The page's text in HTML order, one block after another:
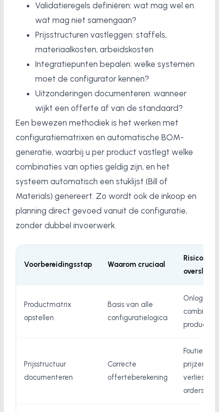
Validatieregels definiëren: wat mag wel en
wat mag niet samengaan?
Prijsstructuren vastleggen: staffels,
materiaalkosten, arbeidskosten
Integratiepunten bepalen: welke systemen
moet de configurator kennen?
Uitzonderingen documenteren: wanneer
wijkt een offerte af van de standaard?
Een bewezen methodiek is het werken met
configuratiematrixen en automatische BOM-
generatie, waarbij u per product vastlegt welke
combinaties van opties geldig zijn, en het
systeem automatisch een stuklijst (Bill of
Materials) genereert. Zo wordt ook de inkoop en
planning direct gevoed vanuit de configuratie,
zonder dubbel invoerwerk.
Voorbereidingsstap Waarom cruciaal
Risico bij
overslaan
Productmatrix
opstellen
Basis van alle
configuratielogica
Onlogische
productie
Prijsstructuur
documenteren
Correcte
offerteberekening
Foutieve
prijzen,
orders